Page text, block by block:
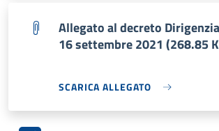
Allegato al decreto
16 settembre 2021 (268.85
SCARICA ALLEGATO